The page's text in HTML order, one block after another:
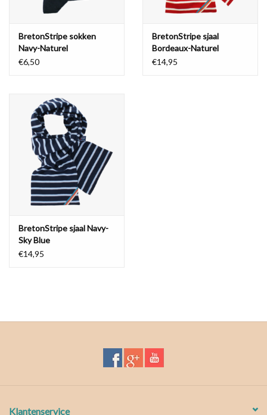
BretonStripe sokken
Navy-Naturel
€6,50
BretonStripe sjaal
Bordeaux-Naturel
€14,95
BretonStripe sjaal Navy-
Sky Blue
€14,95
Klantenservice